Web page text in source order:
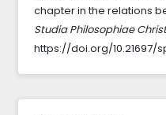
chapter in the relations
Studia Philosophiae
https://doi.org/10.21697/